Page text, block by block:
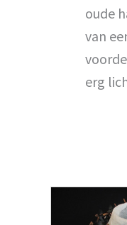
oude
van
erg